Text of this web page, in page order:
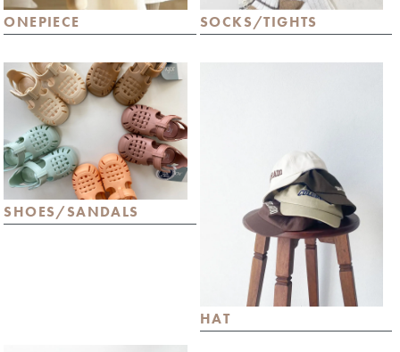
ONEPIECE SOCKS/TIGHTS
SHOES/SANDALS
HAT